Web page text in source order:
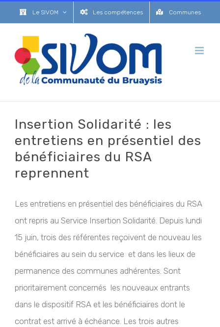
Passer
au
Le SIVOM Les compétences Communes
Insertion Solidarité : les
entretiens en présentiel des
bénéficiaires du RSA
reprennent
Les entretiens en présentiel des bénéficiaires du RSA
ont repris au Service Insertion Solidarité. Depuis lundi
15 juin, trois des référentes reçoivent de nouveau les
bénéficiaires au sein du service et dans les lieux de
permanence des communes adhérentes. Sont
prioritairement concernés les nouveaux entrants
dans le dispositif RSA et les bénéficiaires dont le
contrat est arrivé à échéance. Les trois autres